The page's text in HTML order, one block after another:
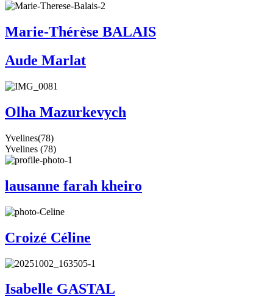
Marie-Thérèse BALAIS
Aude Marlat
Olha Mazurkevych
Yvelines(78)
Yvelines (78)
lausanne farah kheiro
Croizé Céline
Isabelle GASTAL